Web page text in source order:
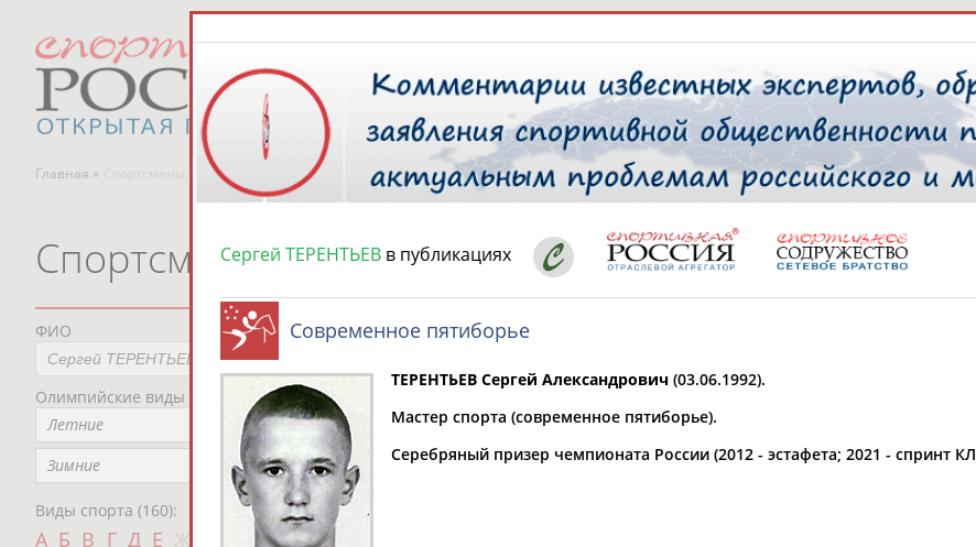
Главная » Спортсмены, тренеры и специалисты ТАБЛО
РЕСУРСНАЯ ПЛОЩАДКА
Спортсмены, тренеры и специалисты
ФИО
Олимпийские виды спорта
Летние
Зимние
Виды спорта (160):
А Б В Г Д Е К Л М Н
Представляет регион*
Не выбран
Регион проживания
Сергей ТЕРЕНТЬЕВ в публикациях
Современное пятиборье
ТЕРЕНТЬЕВ Сергей Александрович (03.06.1992).
Мастер спорта (современное пятиборье).
Серебряный призер чемпионата России (2012 - эстафета; 2021 - спринт